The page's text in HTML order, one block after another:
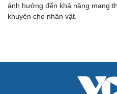
ảnh hưởng đến khả năng mang
khuyên cho nhân vật.